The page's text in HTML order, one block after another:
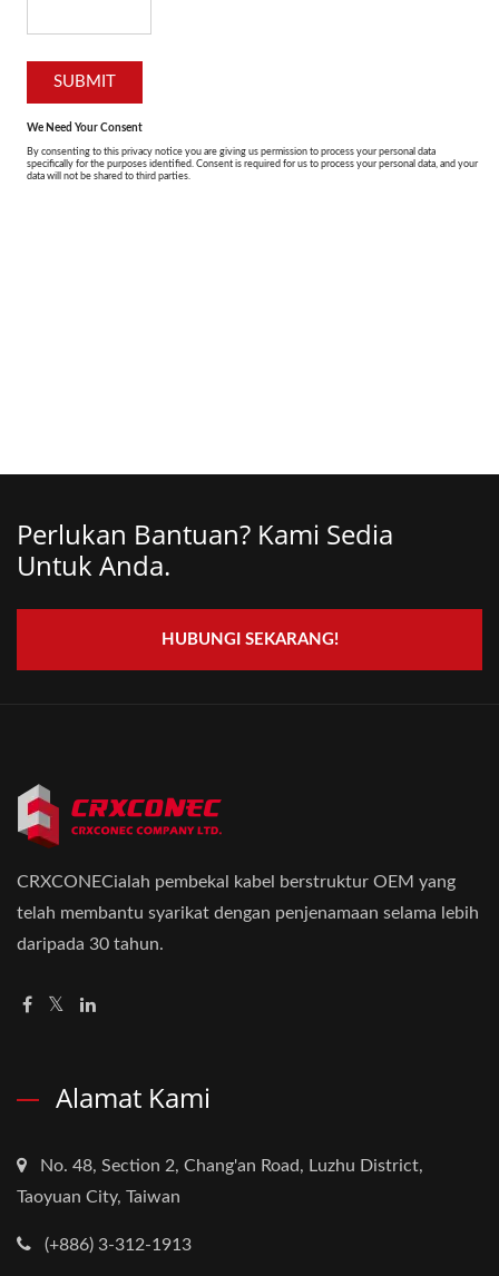
Perlukan Bantuan? Kami Sedia
Untuk Anda.
HUBUNGI SEKARANG!
CRXCONECialah pembekal kabel berstruktur OEM yang
telah membantu syarikat dengan penjenamaan selama lebih
daripada 30 tahun.
Alamat Kami
No. 48, Section 2, Chang'an Road, Luzhu District,
Taoyuan City, Taiwan
(+886) 3-312-1913